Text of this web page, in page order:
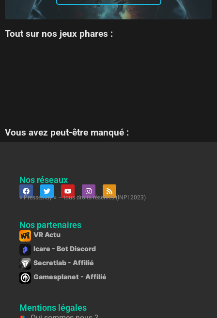
Tout sur nos jeux phares :
Vous avez peut-être manqué :
Nos réseaux
« Presseplay » – tous droits réservés (INPI 2023)
Nos partenaires
VR Actu
Icare - Bot Discord
Secretlab - Affilié
Gamesplanet - Affilié
Mentions légales